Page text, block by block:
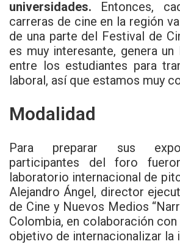
universidades. Entonces,
carreras de cine en la región
de una parte del Festival de
es muy interesante, genera
entre los estudiantes para
laboral, así que estamos muy
Modalidad
Para preparar sus
participantes del foro
laboratorio internacional de
Alejandro Ángel, director
de Cine y Nuevos Medios
Colombia, en colaboración
objetivo de internacionalizar la